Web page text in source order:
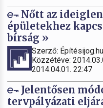
Nőtt az
épületekhez
bírság »
Szerző: Építésijog.hu
Közzétéve:
2014.04.01. 22:47
Jelentősen
tervpályázati